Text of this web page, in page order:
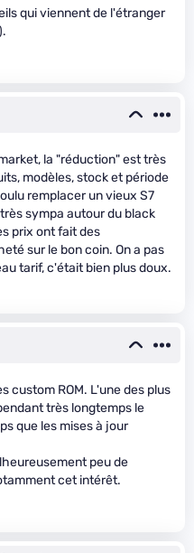
qui viennent de l'étranger
la "réduction" est très
modèles, stock et période
remplacer un vieux S7
sympa autour du black
prix ont fait des
sur le bon coin. On a pas
tarif, c'était bien plus doux.
custom ROM. L'une des plus
très longtemps le
que les mises à jour
peu de
cet intérêt.